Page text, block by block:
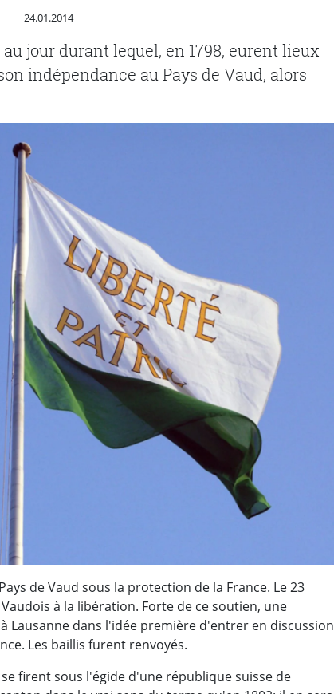
Publié le
24.01.2014
jour durant lequel, en 1798, eurent lieux
indépendance au Pays de Vaud, alors
de Vaud sous la protection de la France. Le 23
à la libération. Forte de ce soutien, une
Lausanne dans l'idée première d'entrer en discussion
Les baillis furent renvoyés.
firent sous l'égide d'une république suisse de